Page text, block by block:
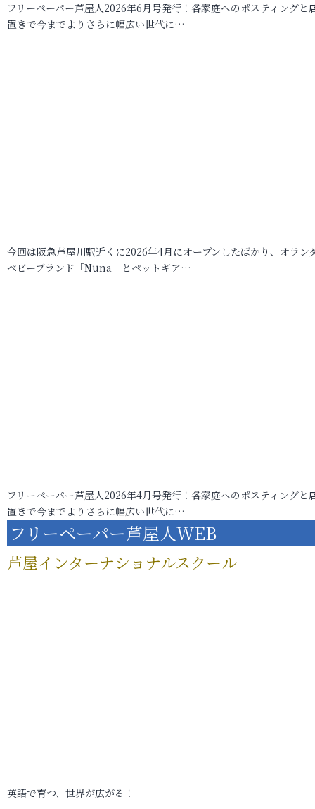
フリーペーパー芦屋人2026年6月号発行！各家庭へのポスティングと
置きで今までよりさらに幅広い世代に…
今回は阪急芦屋川駅近くに2026年4月にオープンしたばかり、オラン
ベビーブランド「Nuna」とペットギア…
フリーペーパー芦屋人2026年4月号発行！各家庭へのポスティングと
置きで今までよりさらに幅広い世代に…
フリーペーパー芦屋人WEB
芦屋インターナショナルスクール
英語で育つ、世界が広がる！